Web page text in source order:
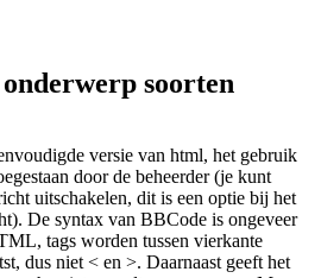
soorten
versie van html, het gebruik
door de beheerder (je kunt
uitschakelen, dit is een optie bij het
De syntax van BBCode is ongeveer
tags worden tussen vierkante
dus niet < en >. Daarnaast geeft het